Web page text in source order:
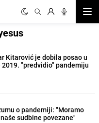
Kitarović je dobila posao u
"predvidio" pandemiju
o pandemiji: "Moramo
sudbine povezane"